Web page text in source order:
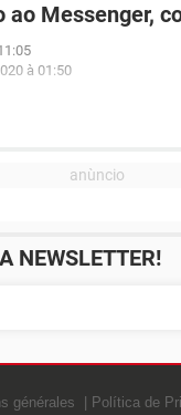
ao Messenger,
à 01:50
NEWSLETTER!
générales Política de